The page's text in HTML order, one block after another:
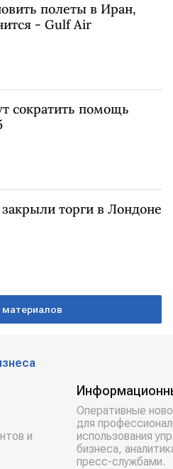
полеты в Иран,
- Gulf Air
сократить помощь
торги в Лондоне
и
Оперативные
для
использования
бизнеса,
пресс-службами.